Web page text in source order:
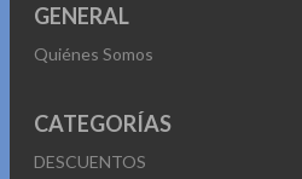
GENERAL
Quiénes Somos
CATEGORÍAS
DESCUENTOS